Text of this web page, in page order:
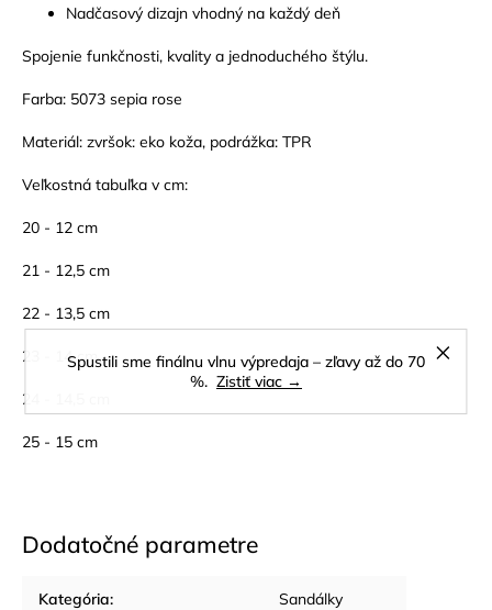
Spustili sme finálnu vlnu výpredaja – zľavy až do 70
%. Zistiť viac →
Nadčasový dizajn vhodný na každý deň
Spojenie funkčnosti, kvality a jednoduchého štýlu.
Farba: 5073 sepia rose
Materiál: zvršok: eko koža, podrážka: TPR
Veľkostná tabuľka v cm:
20 - 12 cm
21 - 12,5 cm
22 - 13,5 cm
23 - 14 cm
24 - 14,5 cm
25 - 15 cm
Dodatočné parametre
Kategória: Sandálky